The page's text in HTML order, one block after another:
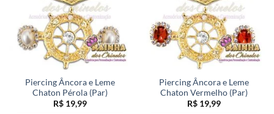
Piercing Âncora e Leme
Chaton Pérola (Par)
R$ 19,99
Piercing Âncora e Leme
Chaton Vermelho (Par)
R$ 19,99